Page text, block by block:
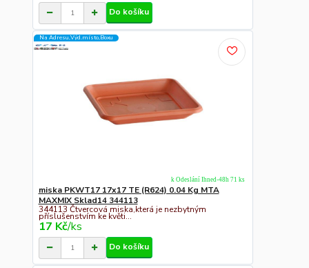
Do košíku
Na Adresu,Výd.místo,Boxu
miska PKWT17 17x17 TE (R624) 0.04 Kg MTA
MAXMIX Sklad14 344113
344113 Čtvercová miska,která je nezbytným
příslušenstvím ke květi...
17 Kč/ks
k Odeslání Ihned-48h 71 ks
Do košíku